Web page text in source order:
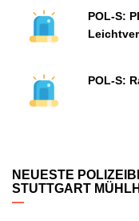
POL-S:
POL-S:
NEUESTE
STUTTGART